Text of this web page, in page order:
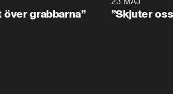
grabbarna” ”Skjuter